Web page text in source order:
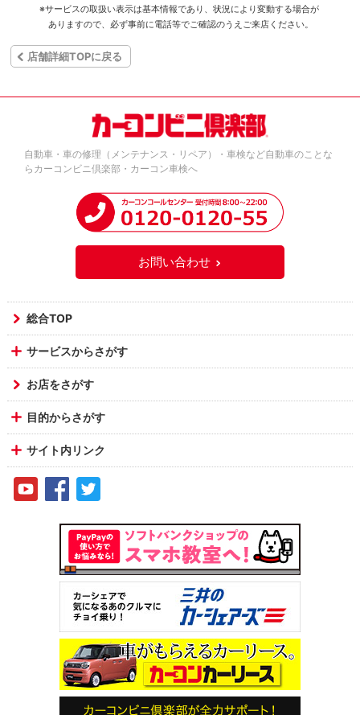
※サービスの取扱い表示は基本情報であり、状況により変動する場合が
ありますので、必ず事前に電話等でご確認のうえご来店ください。
店舗詳細TOPに戻る
自動車・車の修理（メンテナンス・リペア）・車検など自動車のことな
らカーコンビニ倶楽部・カーコン車検へ
お問い合わせ
総合TOP
サービスからさがす
お店をさがす
目的からさがす
サイト内リンク